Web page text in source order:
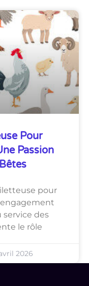
Pour
Passion
pour
des
le rôle
2026